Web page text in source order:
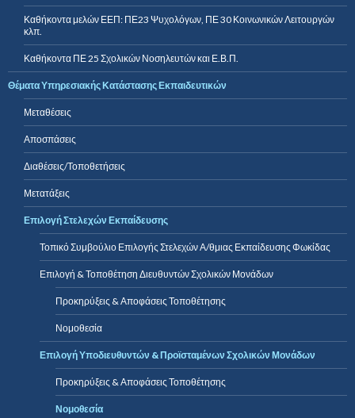
Καθήκοντα μελών ΕΕΠ: ΠΕ23 Ψυχολόγων, ΠΕ 30 Κοινωνικών Λειτουργών
κλπ.
Καθήκοντα ΠΕ 25 Σχολικών Νοσηλευτών και Ε.Β.Π.
Θέματα Υπηρεσιακής Κατάστασης Εκπαιδευτικών
Μεταθέσεις
Αποσπάσεις
Διαθέσεις/Τοποθετήσεις
Μετατάξεις
Επιλογή Στελεχών Εκπαίδευσης
Τοπικό Συμβούλιο Επιλογής Στελεχών Α/θμιας Εκπαίδευσης Φωκίδας
Επιλογή & Τοποθέτηση Διευθυντών Σχολικών Μονάδων
Προκηρύξεις & Αποφάσεις Τοποθέτησης
Νομοθεσία
Επιλογή Υποδιευθυντών & Προϊσταμένων Σχολικών Μονάδων
Προκηρύξεις & Αποφάσεις Τοποθέτησης
Νομοθεσία